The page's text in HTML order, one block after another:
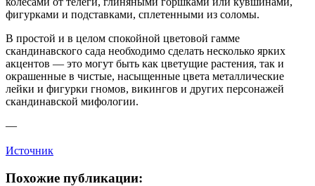
фигурками и подставками, сплетенными из соломы.
В простой и в целом спокойной цветовой гамме
скандинавского сада необходимо сделать несколько ярких
акцентов — это могут быть как цветущие растения, так и
окрашенные в чистые, насыщенные цвета металлические
лейки и фигурки гномов, викингов и других персонажей
скандинавской мифологии.
—
Источник
Похожие публикации: